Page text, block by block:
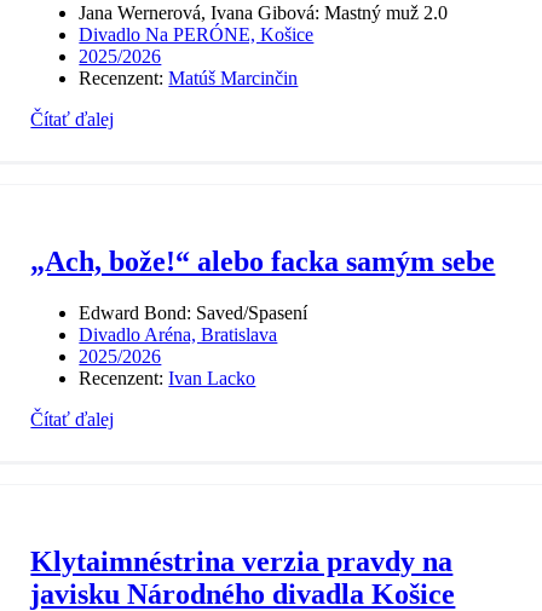
Jana Wernerová, Ivana Gibová: Mastný muž 2.0
Divadlo Na PERÓNE, Košice
2025/2026
Recenzent:Matúš Marcinčin
Čítať ďalej
„Ach, bože!“ alebo facka samým sebe
Edward Bond: Saved/Spasení
Divadlo Aréna, Bratislava
2025/2026
Recenzent:Ivan Lacko
Čítať ďalej
Klytaimnéstrina verzia pravdy na
javisku Národného divadla Košice